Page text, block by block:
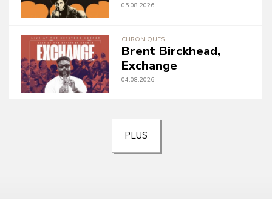
05.08.2026
CHRONIQUES
Brent Birckhead,
Exchange
04.08.2026
PLUS